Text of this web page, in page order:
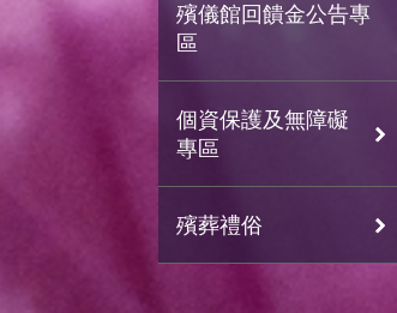
殯儀館回饋金公告專
區
個資保護及無障礙
專區
殯葬禮俗